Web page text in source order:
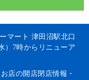
マート 津田沼駅北口
）7時からリニューア
店の開店閉店情報・